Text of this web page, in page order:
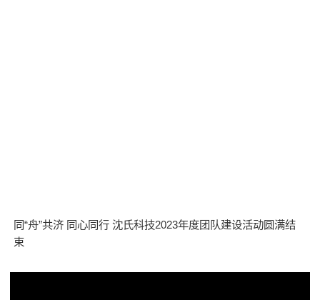
同“舟”共济 同心同行 沈氏科技2023年度团队建设活动圆满结
束